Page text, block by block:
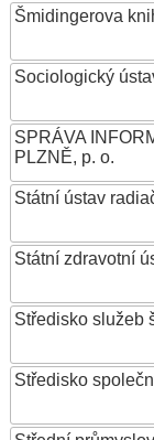
Šmidingerova
Sociologický
SPRÁVA
PLZNĚ, p. o.
Státní ústav
Státní zdravotní
Středisko služeb
Středisko